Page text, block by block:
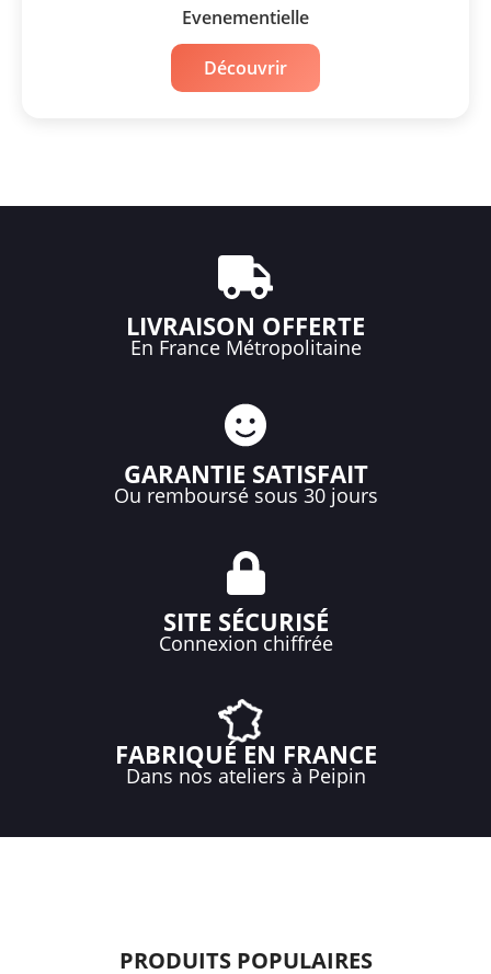
Evenementielle
Découvrir
LIVRAISON OFFERTE
En France Métropolitaine
GARANTIE SATISFAIT
Ou remboursé sous 30 jours
SITE SÉCURISÉ
Connexion chiffrée
FABRIQUÉ EN FRANCE
Dans nos ateliers à Peipin
PRODUITS POPULAIRES